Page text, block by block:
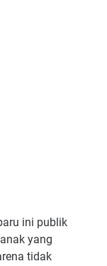
ini publik
yang
tidak